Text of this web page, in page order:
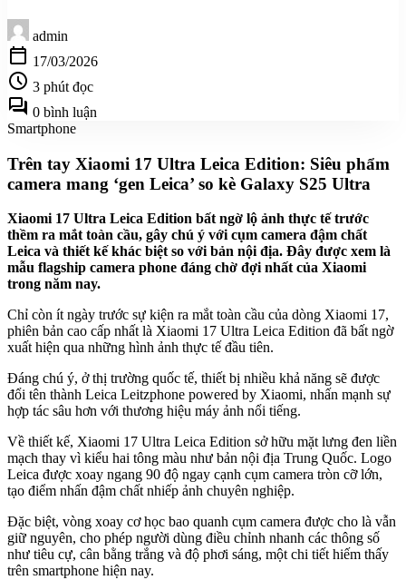
admin
calendar_today 17/03/2026
schedule 3 phút đọc
forum 0 bình luận
Smartphone
Trên tay Xiaomi 17 Ultra Leica Edition: Siêu phẩm
camera mang ‘gen Leica’ so kè Galaxy S25 Ultra
Xiaomi 17 Ultra Leica Edition bất ngờ lộ ảnh thực tế trước
thềm ra mắt toàn cầu, gây chú ý với cụm camera đậm chất
Leica và thiết kế khác biệt so với bản nội địa. Đây được xem là
mẫu flagship camera phone đáng chờ đợi nhất của Xiaomi
trong năm nay.
Chỉ còn ít ngày trước sự kiện ra mắt toàn cầu của dòng Xiaomi 17,
phiên bản cao cấp nhất là Xiaomi 17 Ultra Leica Edition đã bất ngờ
xuất hiện qua những hình ảnh thực tế đầu tiên.
Đáng chú ý, ở thị trường quốc tế, thiết bị nhiều khả năng sẽ được
đổi tên thành Leica Leitzphone powered by Xiaomi, nhấn mạnh sự
hợp tác sâu hơn với thương hiệu máy ảnh nổi tiếng.
Về thiết kế, Xiaomi 17 Ultra Leica Edition sở hữu mặt lưng đen liền
mạch thay vì kiểu hai tông màu như bản nội địa Trung Quốc. Logo
Leica được xoay ngang 90 độ ngay cạnh cụm camera tròn cỡ lớn,
tạo điểm nhấn đậm chất nhiếp ảnh chuyên nghiệp.
Đặc biệt, vòng xoay cơ học bao quanh cụm camera được cho là vẫn
giữ nguyên, cho phép người dùng điều chỉnh nhanh các thông số
như tiêu cự, cân bằng trắng và độ phơi sáng, một chi tiết hiếm thấy
trên smartphone hiện nay.